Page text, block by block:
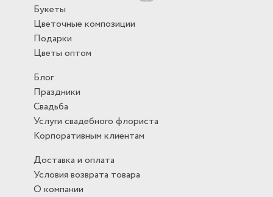
Букеты
Цветочные композиции
Подарки
Цветы оптом
Блог
Праздники
Свадьба
Услуги свадебного флориста
Корпоративным клиентам
Доставка и оплата
Условия возврата товара
О компании